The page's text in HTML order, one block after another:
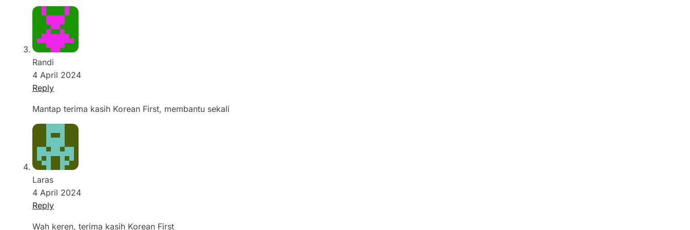
Randi
4 April 2024
Reply
Mantap terima kasih Korean First, membantu sekali
Laras
4 April 2024
Reply
Wah keren, terima kasih Korean First